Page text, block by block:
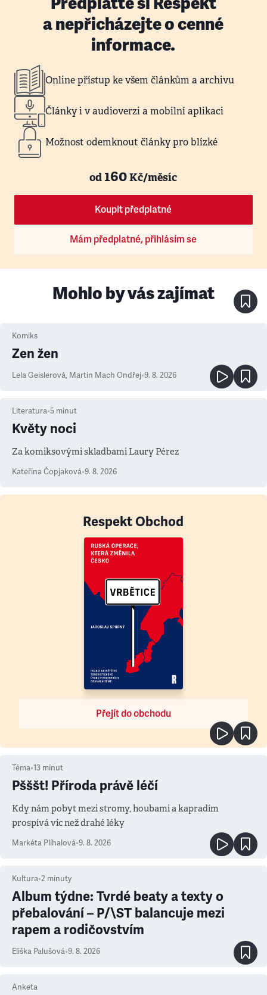
a nepřicházejte o cenné
informace.
Online přístup ke všem článkům a archivu
Články i v audioverzi a mobilní aplikaci
Možnost odemknout články pro blízké
od160Kč/měsíc
Koupit předplatné
Mám předplatné, přihlásím se
Mohlo by vás zajímat
Komiks
Zen žen
Lela Geislerová, Martin Mach Ondřej•9. 8. 2026
Literatura•5 minut
Květy noci
Za komiksovými skladbami Laury Pérez
Kateřina Čopjaková•9. 8. 2026
Respekt Obchod
Přejít do obchodu
Téma•13 minut
Pšššt! Příroda právě léčí
Kdy nám pobyt mezi stromy, houbami a kapradím
prospívá víc než drahé léky
Markéta Plíhalová•9. 8. 2026
Kultura•2 minuty
Album týdne: Tvrdé beaty a texty o
přebalování – P/\ST balancuje mezi
rapem a rodičovstvím
Eliška Palušová•9. 8. 2026
Anketa